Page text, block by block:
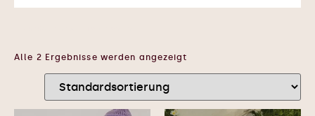
Alle 2 Ergebnisse werden angezeigt